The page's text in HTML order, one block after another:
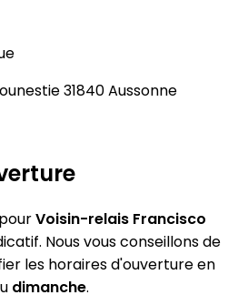
31840 Aussonne
Voisin-relais Francisco
Nous vous conseillons de
les horaires d'ouverture en
dimanche.